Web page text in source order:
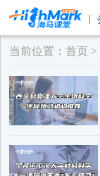
当前位置：首页 >